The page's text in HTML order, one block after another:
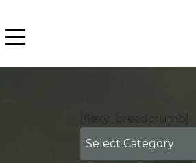
[flexy_breadcrumb]